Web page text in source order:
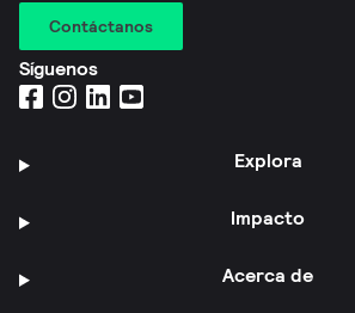
Contáctanos
Síguenos
Explora
Impacto
Acerca de